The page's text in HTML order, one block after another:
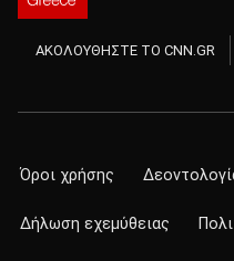
ΑΚΟΛΟΥΘΗΣΤΕ ΤΟ CNN.GR
Όροι χρήσης
Δήλωση εχεμύθειας